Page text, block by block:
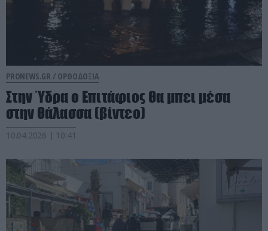
PRONEWS.GR / ΟΡΘΟΔΟΞΙΑ
Στην Ύδρα ο Επιτάφιος θα μπει μέσα
στην θάλασσα (βίντεο)
10.04.2026 | 10:41